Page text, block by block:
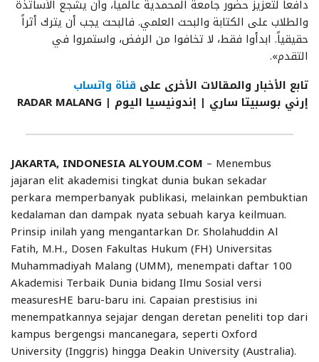
دافعاً لتعزيز حضور جامعة المحمدية عالمياً، وأن يشجع الأساتذة
والطلاب على الكتابة والبحث العلمي. فالبحث يجب أن يترك أثراً
حقيقياً. ابدأوا فقط، لا تخافوا من الرفض، واستمروا في
التقدم».
تابع الأخبار والمقالات الأخرى على قناة واتساب
إرني بوسبيتا ساري | إندونيسيا اليوم | RADAR MALANG
JAKARTA, INDONESIA ALYOUM.COM – Menembus
jajaran elit akademisi tingkat dunia bukan sekadar
perkara memperbanyak publikasi, melainkan pembuktian
kedalaman dan dampak nyata sebuah karya keilmuan.
Prinsip inilah yang mengantarkan Dr. Sholahuddin Al
Fatih, M.H., Dosen Fakultas Hukum (FH) Universitas
Muhammadiyah Malang (UMM), menempati daftar 100
Akademisi Terbaik Dunia bidang Ilmu Sosial versi
measuresHE baru-baru ini. Capaian prestisius ini
menempatkannya sejajar dengan deretan peneliti top dari
kampus bergengsi mancanegara, seperti Oxford
University (Inggris) hingga Deakin University (Australia).